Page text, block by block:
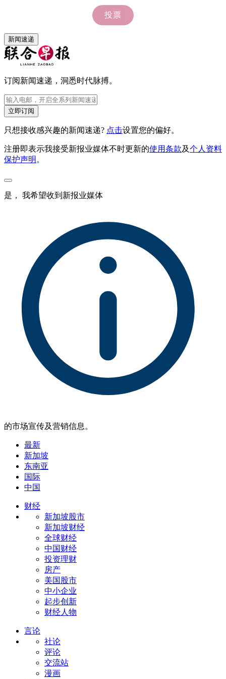
新闻速递
订阅新闻速递，洞悉时代脉搏。
立即订阅
只想接收感兴趣的新闻速递? 点击设置您的偏好。
注册即表示我接受新报业媒体不时更新的使用条款及个人资料
保护声明。
是， 我希望收到新报业媒体
的市场宣传及营销信息。
最新
新加坡
东南亚
国际
中国
财经
新加坡股市
新加坡财经
全球财经
中国财经
投资理财
房产
美国股市
中小企业
起步创新
财经人物
言论
社论
评论
交流站
漫画